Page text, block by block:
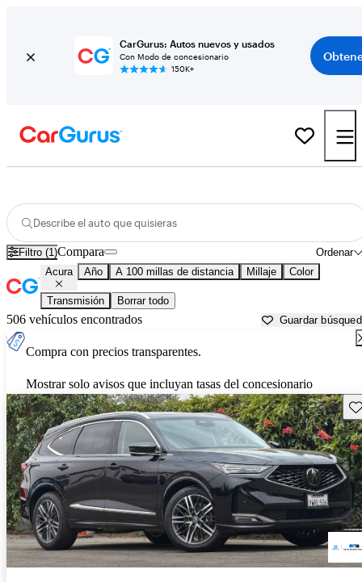
CarGurus: Autos nuevos y usados
Con Modo de concesionario
150K+
Describe el auto que quisieras
Filtro (1) Ordenar
Compara
Acura Año A 100 millas de distancia Millaje Color
Transmisión Borrar todo
506 vehículos encontrados Guardar
Compra con precios transparentes.
Mostrar solo avisos que incluyan tasas del concesionario